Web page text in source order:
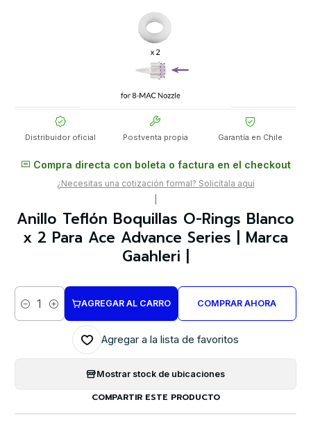
Distribuidor oficial Postventa propia Garantía en Chile
Compra directa con boleta o factura en el checkout
¿Necesitas una cotización formal? Solicítala aquí
Anillo Teflón Boquillas O-Rings Blanco
x 2 Para Ace Advance Series | Marca
Gaahleri |
Cantidad
AGREGAR AL CARRO COMPRAR AHORA
Agregar a la lista de favoritos
Mostrar stock de ubicaciones
COMPARTIR ESTE PRODUCTO